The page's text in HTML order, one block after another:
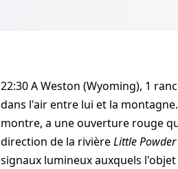
22:30A Weston (Wyoming), 1
dans l'air entre lui et la
montre, a une ouverture rouge
direction de la rivièreLittle Powder
signaux lumineux auxquels